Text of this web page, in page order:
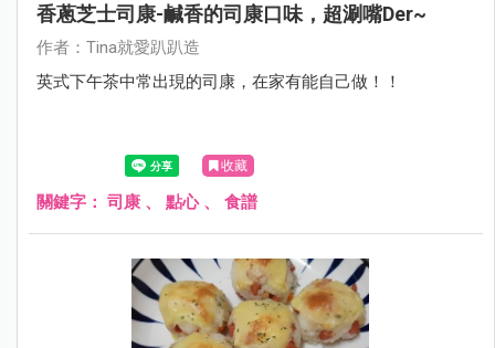
香蔥芝士司康-鹹香的司康口味，超涮嘴der~
作者：Tina就愛趴趴造
英式下午茶中常出現的司康，在家有能自己做！！
收藏
關鍵字： 司康 、 點心、 食譜